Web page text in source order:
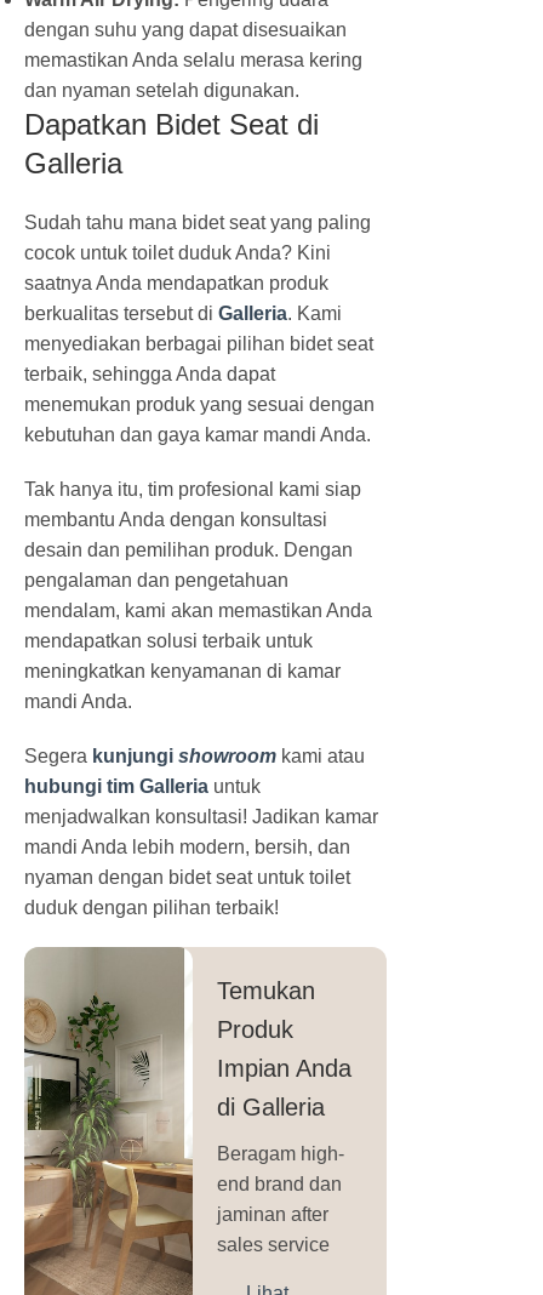
dengan suhu yang dapat disesuaikan
memastikan Anda selalu merasa kering
dan nyaman setelah digunakan.
Dapatkan Bidet Seat di
Galleria
Sudah tahu mana bidet seat yang paling
cocok untuk toilet duduk Anda? Kini
saatnya Anda mendapatkan produk
berkualitas tersebut di Galleria. Kami
menyediakan berbagai pilihan bidet seat
terbaik, sehingga Anda dapat
menemukan produk yang sesuai dengan
kebutuhan dan gaya kamar mandi Anda.
Tak hanya itu, tim profesional kami siap
membantu Anda dengan konsultasi
desain dan pemilihan produk. Dengan
pengalaman dan pengetahuan
mendalam, kami akan memastikan Anda
mendapatkan solusi terbaik untuk
meningkatkan kenyamanan di kamar
mandi Anda.
Segera kunjungi showroom kami atau
hubungi tim Galleria untuk
menjadwalkan konsultasi! Jadikan kamar
mandi Anda lebih modern, bersih, dan
nyaman dengan bidet seat untuk toilet
duduk dengan pilihan terbaik!
Temukan
Produk
Impian Anda
di Galleria
Beragam high-
end brand dan
jaminan after
sales service